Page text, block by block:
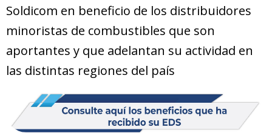
Soldicom en beneficio de los distribuidores
minoristas de combustibles que son
aportantes y que adelantan su actividad en
las distintas regiones del país